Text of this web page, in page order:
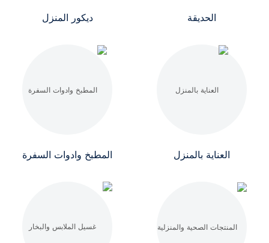
الحديقة ديكور المنزل
العناية بالمنزل المطبخ وادوات السفرة